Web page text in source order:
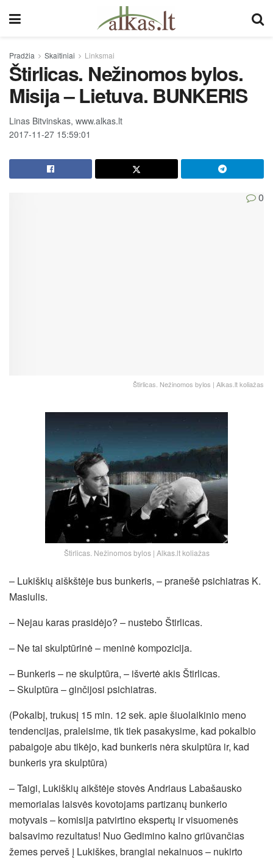
Pradžia Skaitiniai Linksmai
Štirlicas. Nežinomos bylos.
Misija – Lietuva. BUNKERIS
Linas Bitvinskas, www.alkas.lt
2017-11-27 15:59:01
0
Štirlicas. Nežinomos bylos | Alkas.lt koliažas
Štirlicas. Nežinomos bylos | Alkas.lt koliažas
– Lukiškių aiškštėje bus bunkeris, – pranešė psichiatras K.
Masiulis.
– Nejau karas prasidėjo? – nustebo Štirlicas.
– Ne tai skulptūrinė – meninė kompozicija.
– Bunkeris – ne skulptūra, – išvertė akis Štirlicas.
– Skulptūra – ginčijosi psichiatras.
(Pokalbį, trukusį 15 min. 12 sek. apie šiuolaikinio meno
tendencijas, praleisime, tik tiek pasakysime, kad pokalbio
pabaigoje abu tikėjo, kad bunkeris nėra skulptūra ir, kad
bunkeris yra skulptūra)
– Taigi, Lukiškių aikštėje stovės Andriaus Labašausko
memorialas laisvės kovotojams partizanų bunkerio
motyvais – komisija patvirtino ekspertų ir visuomenės
balsavimo rezultatus! Nuo Gedimino kalno griūvančias
žemes perveš į Lukiškes, brangiai nekainuos – nukirto